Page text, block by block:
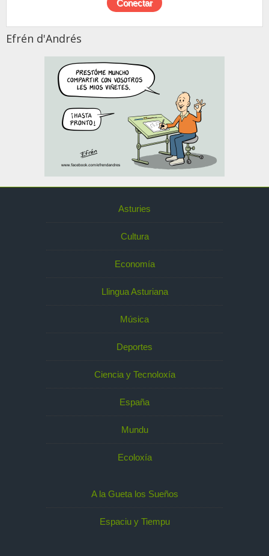
Efrén d'Andrés
Asturies
Cultura
Economía
Llingua Asturiana
Música
Deportes
Ciencia y Tecnoloxía
España
Mundu
Ecoloxía
A la Gueta los Sueños
Espaciu y Tiempu